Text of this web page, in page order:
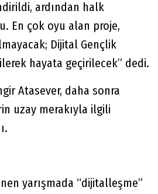
ardından halk
En çok oyu alan proje,
Dijital Gençlik
hayata geçirilecek” dedi.
Atasever, daha sonra
uzay merakıyla ilgili
yarışmada “dijitalleşme”